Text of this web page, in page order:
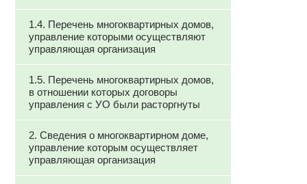
1.4. Перечень многоквартирных домов,
управление которыми осуществляют
управляющая организация
1.5. Перечень многоквартирных домов,
в отношении которых договоры
управления с УО были расторгнуты
2. Сведения о многоквартирном доме,
управление которым осуществляет
управляющая организация